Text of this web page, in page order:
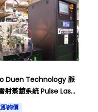
Duen Technology 脈
蒸鍍系統 Pulse Laser
即詢價